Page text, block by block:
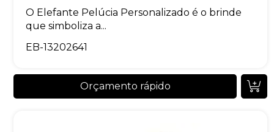
O Elefante Pelúcia Personalizado é o brinde
que simboliza a...
EB-13202641
Orçamento rápido